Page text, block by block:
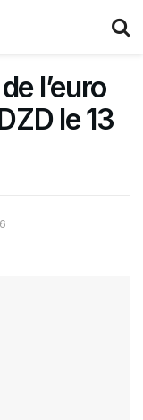
l’euro
le 13